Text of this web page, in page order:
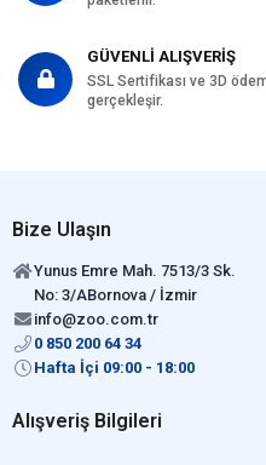
GÜVENLİ ALIŞVERİŞ
SSL Sertifikası ve 3D
gerçekleşir.
Bize Ulaşın
Yunus Emre Mah. 7513/3 Sk.
No: 3/ABornova / İzmir
info@zoo.com.tr
0 850 200 64 34
Hafta İçi 09:00 - 18:00
Alışveriş Bilgileri